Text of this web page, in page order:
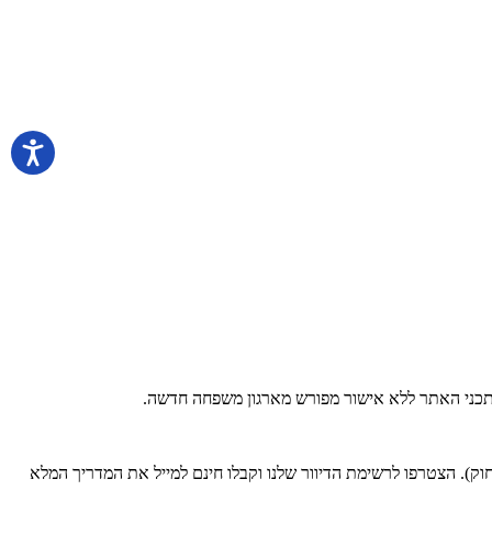
האתר ללא אישור מפורש מארגון משפחה חדשה.
הצטרפו לרשימת הדיוור שלנו וקבלו חינם למייל את המדריך המלא